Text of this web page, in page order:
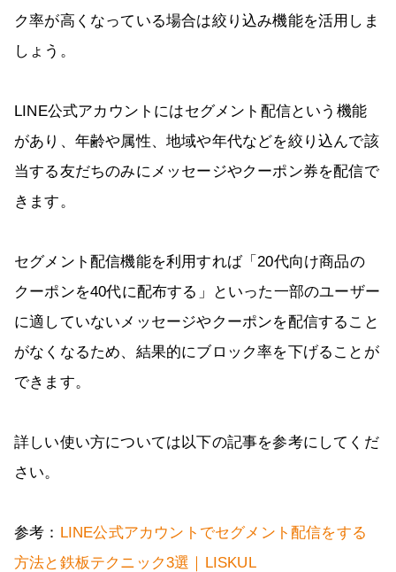
ク率が高くなっている場合は絞り込み機能を活用しま
しょう。
LINE公式アカウントにはセグメント配信という機能
があり、年齢や属性、地域や年代などを絞り込んで該
当する友だちのみにメッセージやクーポン券を配信で
きます。
セグメント配信機能を利用すれば「20代向け商品の
クーポンを40代に配布する」といった一部のユーザー
に適していないメッセージやクーポンを配信すること
がなくなるため、結果的にブロック率を下げることが
できます。
詳しい使い方については以下の記事を参考にしてくだ
さい。
参考： LINE公式アカウントでセグメント配信をする
方法と鉄板テクニック3選｜LISKUL